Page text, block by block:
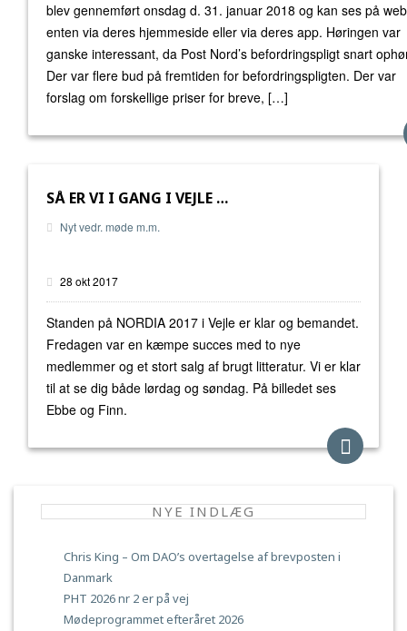
blev gennemført onsdag d. 31. januar 2018 og kan ses på
enten via deres hjemmeside eller via deres app. Høringen var
ganske interessant, da Post Nord’s befordringspligt snart
Der var flere bud på fremtiden for befordringspligten. Der var
forslag om forskellige priser for breve, […]
SÅ ER VI I GANG I VEJLE …
Nyt vedr. møde m.m.
28 okt 2017
Standen på NORDIA 2017 i Vejle er klar og bemandet.
Fredagen var en kæmpe succes med to nye
medlemmer og et stort salg af brugt litteratur. Vi er klar
til at se dig både lørdag og søndag. På billedet ses
Ebbe og Finn.
NYE INDLÆG
Chris King – Om DAO’s overtagelse af brevposten i
Danmark
PHT 2026 nr 2 er på vej
Mødeprogrammet efteråret 2026